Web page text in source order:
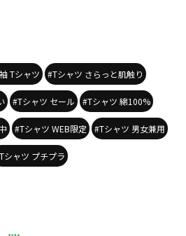
Tシャツ #Tシャツ さらっと肌触り
#Tシャツ セール #Tシャツ 綿100%
#Tシャツ WEB限定 #Tシャツ 男女兼用
シャツ プチプラ